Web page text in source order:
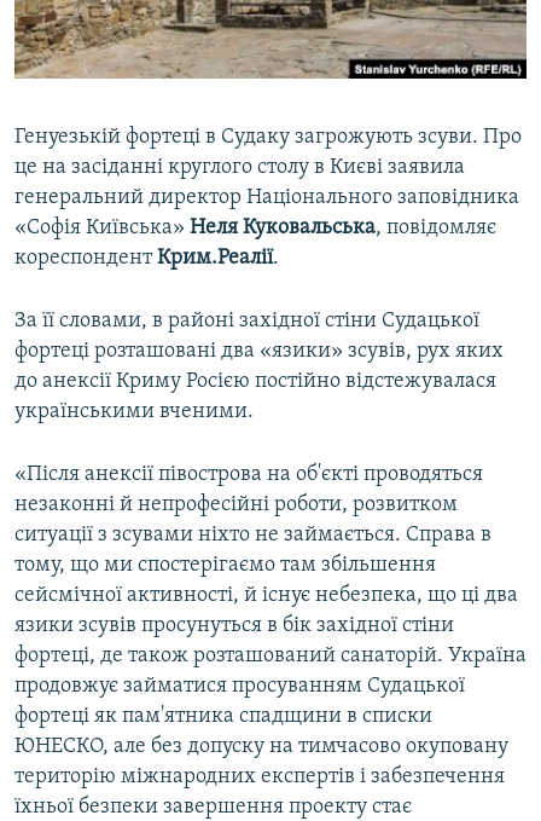
ВІДЕОУРОКИ «ELIFBE»
СВІДЧЕННЯ ОКУПАЦІЇ
ІНФОГРАФІКА
Русский
Qırımtatar
ДОЛУЧАЙСЯ!
Усі сайти RFE/RL
Генуезькій фортеці в Судаку загрожують зсуви. Про
це на засіданні круглого столу в Києві заявила
генеральний директор Національного заповідника
«Софія Київська» Неля Куковальська, повідомляє
кореспондентКрим.Реалії.
За її словами, в районі західної стіни Судацької
фортеці розташовані два «язики» зсувів, рух яких
до анексії Криму Росією постійно відстежувалася
українськими вченими.
«Після анексії півострова на об'єкті проводяться
незаконні й непрофесійні роботи, розвитком
ситуації з зсувами ніхто не займається. Справа в
тому, що ми спостерігаємо там збільшення
сейсмічної активності, й існує небезпека, що ці два
язики зсувів просунуться в бік західної стіни
фортеці, де також розташований санаторій. Україна
продовжує займатися просуванням Судацької
фортеці як пам'ятника спадщини в списки
ЮНЕСКО, але без допуску на тимчасово окуповану
територію міжнародних експертів і забезпечення
їхньої безпеки завершення проекту стає